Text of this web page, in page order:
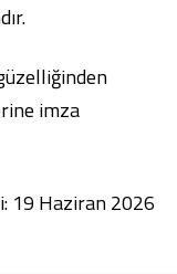
imza
19 Haziran 2026